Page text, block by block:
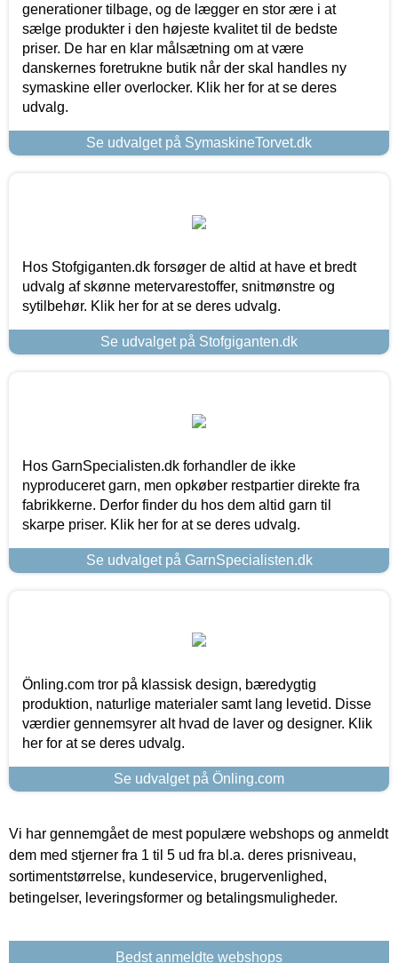
generationer tilbage, og de lægger en stor ære i at
sælge produkter i den højeste kvalitet til de bedste
priser. De har en klar målsætning om at være
danskernes foretrukne butik når der skal handles ny
symaskine eller overlocker. Klik her for at se deres
udvalg.
Se udvalget på SymaskineTorvet.dk
Hos Stofgiganten.dk forsøger de altid at have et bredt
udvalg af skønne metervarestoffer, snitmønstre og
sytilbehør. Klik her for at se deres udvalg.
Se udvalget på Stofgiganten.dk
Hos GarnSpecialisten.dk forhandler de ikke
nyproduceret garn, men opkøber restpartier direkte fra
fabrikkerne. Derfor finder du hos dem altid garn til
skarpe priser. Klik her for at se deres udvalg.
Se udvalget på GarnSpecialisten.dk
Önling.com tror på klassisk design, bæredygtig
produktion, naturlige materialer samt lang levetid. Disse
værdier gennemsyrer alt hvad de laver og designer. Klik
her for at se deres udvalg.
Se udvalget på Önling.com
Vi har gennemgået de mest populære webshops og anmeldt
dem med stjerner fra 1 til 5 ud fra bl.a. deres prisniveau,
sortimentstørrelse, kundeservice, brugervenlighed,
betingelser, leveringsformer og betalingsmuligheder.
Bedst anmeldte webshops